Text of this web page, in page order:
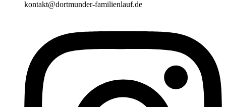
kontakt@dortmunder-familienlauf.de